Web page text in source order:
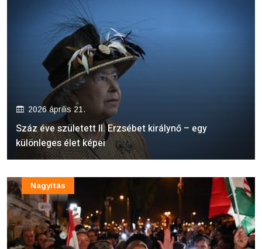
2026 április 21.
Száz éve született II. Erzsébet királynő – egy
különleges élet képei
Nagyítás